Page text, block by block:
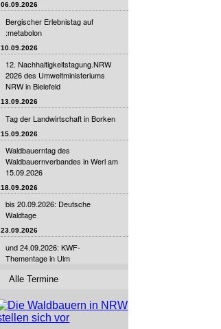
06.09.2026
Bergischer Erlebnistag auf
:metabolon
10.09.2026
12. Nachhaltigkeitstagung.NRW
2026 des Umweltministeriums
NRW in Bielefeld
13.09.2026
Tag der Landwirtschaft in Borken
15.09.2026
Waldbauerntag des
Waldbauernverbandes in Werl am
15.09.2026
18.09.2026
bis 20.09.2026: Deutsche
Waldtage
23.09.2026
und 24.09.2026: KWF-
Thementage in Ulm
Alle Termine